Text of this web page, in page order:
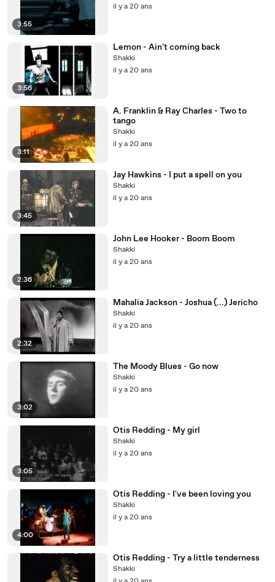
3:55
il y a 20 ans
3:56
Lemon - Ain't coming back
Shakki
il y a 20 ans
3:11
A. Franklin & Ray Charles - Two to
tango
Shakki
il y a 20 ans
3:45
Jay Hawkins - I put a spell on you
Shakki
il y a 20 ans
2:36
John Lee Hooker - Boom Boom
Shakki
il y a 20 ans
2:32
Mahalia Jackson - Joshua (...) Jericho
Shakki
il y a 20 ans
3:02
The Moody Blues - Go now
Shakki
il y a 20 ans
3:05
Otis Redding - My girl
Shakki
il y a 20 ans
4:00
Otis Redding - I've been loving you
Shakki
il y a 20 ans
Otis Redding - Try a little tenderness
Shakki